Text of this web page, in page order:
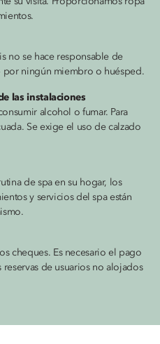
no se hace responsable de
por ningún miembro o huésped.
las instalaciones
alcohol o fumar. Para
Se exige el uso de calzado
de spa en su hogar, los
y servicios del spa están
cheques. Es necesario el pago
de usuarios no alojados